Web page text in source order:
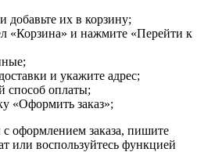
добавьте их в корзину;
«Корзина» и нажмите «Перейти к
и укажите адрес;
способ оплаты;
«Оформить заказ»;
оформлением заказа, пишите
или воспользуйтесь функцией